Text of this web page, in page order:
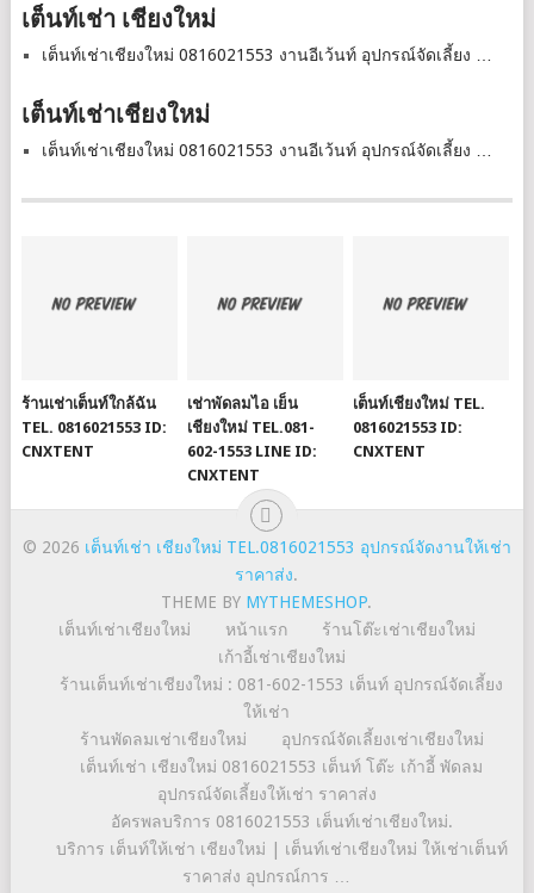
เต็นท์เช่า เชียงใหม่
เต็นท์เช่าเชียงใหม่ 0816021553 งานอีเว้นท์ อุปกรณ์จัดเลี้ยง …
เต็นท์เช่าเชียงใหม่
เต็นท์เช่าเชียงใหม่ 0816021553 งานอีเว้นท์ อุปกรณ์จัดเลี้ยง …
ร้านเช่าเต็นท์ใกล้ฉัน
TEL. 0816021553 ID:
CNXTENT
เช่าพัดลมไอ เย็น
เชียงใหม่ TEL.081-
602-1553 LINE ID:
CNXTENT
เต็นท์เชียงใหม่ TEL.
0816021553 ID:
CNXTENT
© 2026 เต็นท์เช่า เชียงใหม่ TEL.0816021553 อุปกรณ์จัดงานให้เช่า
ราคาส่ง.
THEME BY MYTHEMESHOP.
เต็นท์เช่าเชียงใหม่
หน้าแรก
ร้านโต๊ะเช่าเชียงใหม่
เก้าอี้เช่าเชียงใหม่
ร้านเต็นท์เช่าเชียงใหม่ : 081-602-1553 เต็นท์ อุปกรณ์จัดเลี้ยง
ให้เช่า
ร้านพัดลมเช่าเชียงใหม่
อุปกรณ์จัดเลี้ยงเช่าเชียงใหม่
เต็นท์เช่า เชียงใหม่ 0816021553 เต็นท์ โต๊ะ เก้าอี้ พัดลม
อุปกรณ์จัดเลี้ยงให้เช่า ราคาส่ง
อัครพลบริการ 0816021553 เต็นท์เช่าเชียงใหม่.
บริการ เต็นท์ให้เช่า เชียงใหม่ | เต็นท์เช่าเชียงใหม่ ให้เช่าเต็นท์
ราคาส่ง อุปกรณ์การ …